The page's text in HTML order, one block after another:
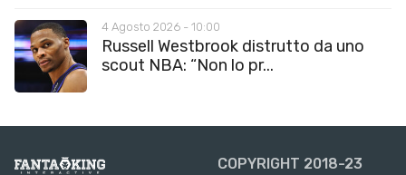
4 Agosto 2026 - 10:00
Russell Westbrook distrutto da uno
scout NBA: “Non lo pr...
COPYRIGHT 2018-23